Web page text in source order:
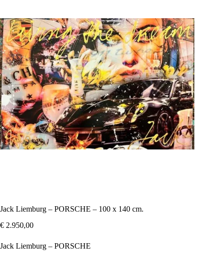
Jack Liemburg – PORSCHE – 100 x 140 cm.
€ 2.950,00
Jack Liemburg – PORSCHE